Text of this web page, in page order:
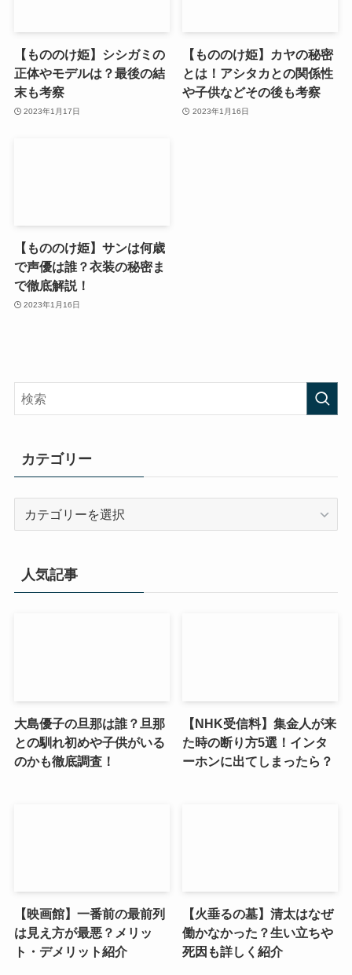
【もののけ姫】シシガミの
正体やモデルは？最後の結
末も考察
2023年1月17日
【もののけ姫】カヤの秘密
とは！アシタカとの関係性
や子供などその後も考察
2023年1月16日
【もののけ姫】サンは何歳
で声優は誰？衣装の秘密ま
で徹底解説！
2023年1月16日
カテゴリー
ー
人気記事
大島優子の旦那は誰？旦那
との馴れ初めや子供がいる
のかも徹底調査！
【NHK受信料】集金人が来
た時の断り方5選！インタ
ーホンに出てしまったら？
【映画館】一番前の最前列
は見え方が最悪？メリッ
ト・デメリット紹介
【火垂るの墓】清太はなぜ
働かなかった？生い立ちや
死因も詳しく紹介